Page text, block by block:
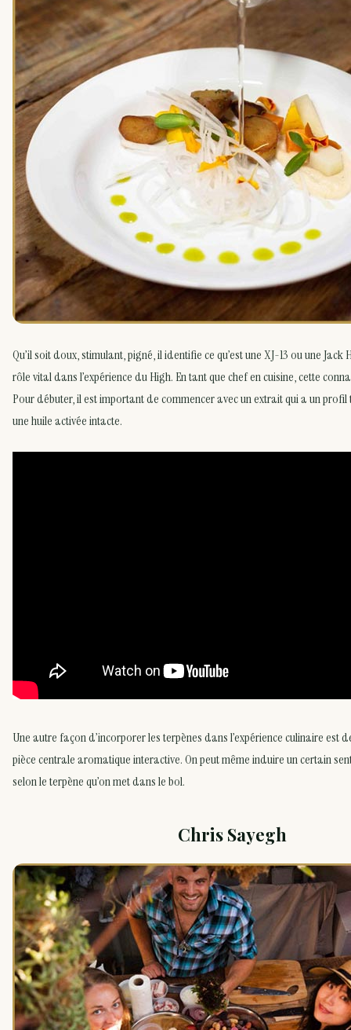
Qu’il soit doux, stimulant, pigné, il identifie ce qu’est une XJ-13 ou une Jack
rôle vital dans l’expérience du High. En tant que chef en cuisine, cette
Pour débuter, il est important de commencer avec un extrait qui a un profil
une huile activée intacte.
Une autre façon d’incorporer les terpènes dans l’expérience culinaire est
pièce centrale aromatique interactive. On peut même induire un certain
selon le terpène qu’on met dans le bol.
Chris Sayegh